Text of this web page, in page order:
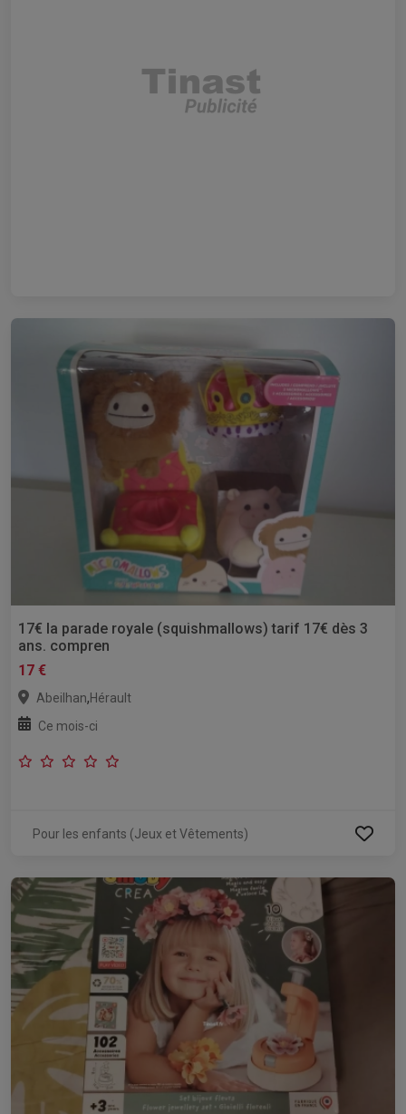
17€ la parade royale (squishmallows) tarif 17€ dès 3
ans. compren
17 €
Abeilhan,Hérault
Ce mois-ci
Pour les enfants (Jeux et Vêtements)